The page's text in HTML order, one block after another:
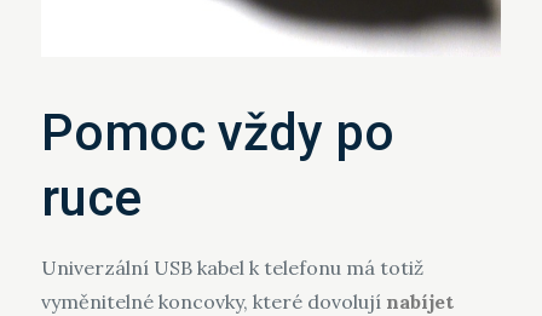
Pomoc vždy po
ruce
Univerzální USB kabel k telefonu má totiž
vyměnitelné koncovky, které dovolují nabíjet